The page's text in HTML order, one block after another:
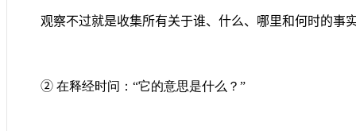
观察不过就是收集所有关于谁、什么、哪里和何时的事
② 在释经时问：“它的意思是什么？”